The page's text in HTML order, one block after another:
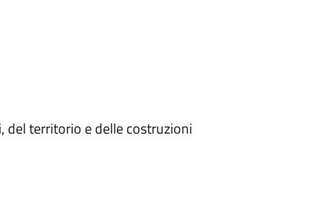
del territorio e delle costruzioni